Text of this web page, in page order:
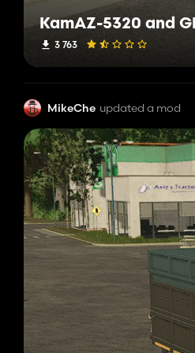
KamAZ-5320 and
3 763
MikeChe updated a mod